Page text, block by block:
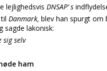
lejlighedsvis DNSAP’ s
Danmark, blev han spurgt
sagde lakonisk:
selv
ham